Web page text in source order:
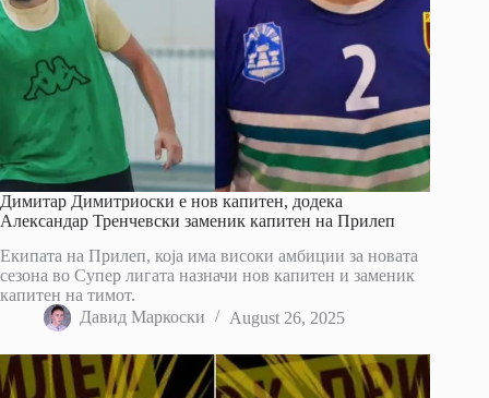
Димитар Димитриоски е нов капитен, додека
Александар Тренчевски заменик капитен на Прилеп
Екипата на Прилеп, која има високи амбиции за новата
сезона во Супер лигата назначи нов капитен и заменик
капитен на тимот.
Давид Маркоски
August 26, 2025